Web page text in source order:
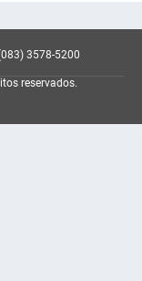
3578-5200
reservados.